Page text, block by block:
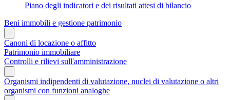
Piano degli indicatori e dei risultati attesi di bilancio
Beni immobili e gestione patrimonio
Canoni di locazione o affitto
Patrimonio immobiliare
Controlli e rilievi sull'amministrazione
Organismi indipendenti di valutazione, nuclei di valutazione o altri
organismi con funzioni analoghe